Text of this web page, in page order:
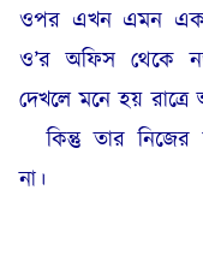
ওপর এখন এমন
ও’র অফিস থেকে
দেখলে মনে হয়
কিন্তু তার নিজের
না।